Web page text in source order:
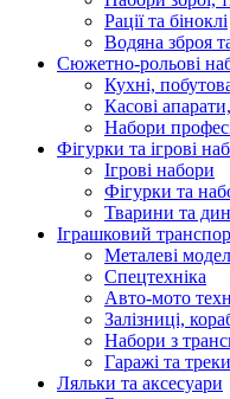
Рації та біноклі
Водяна зброя
Сюжетно-рольові
Кухні,
Касові
Набори
Фігурки та ігрові
Ігрові набори
Фігурки та
Тварини та
Іграшковий
Металеві
Спецтехніка
Авто-мото
Залізниці,
Набори з
Гаражі та треки
Ляльки та аксесуари